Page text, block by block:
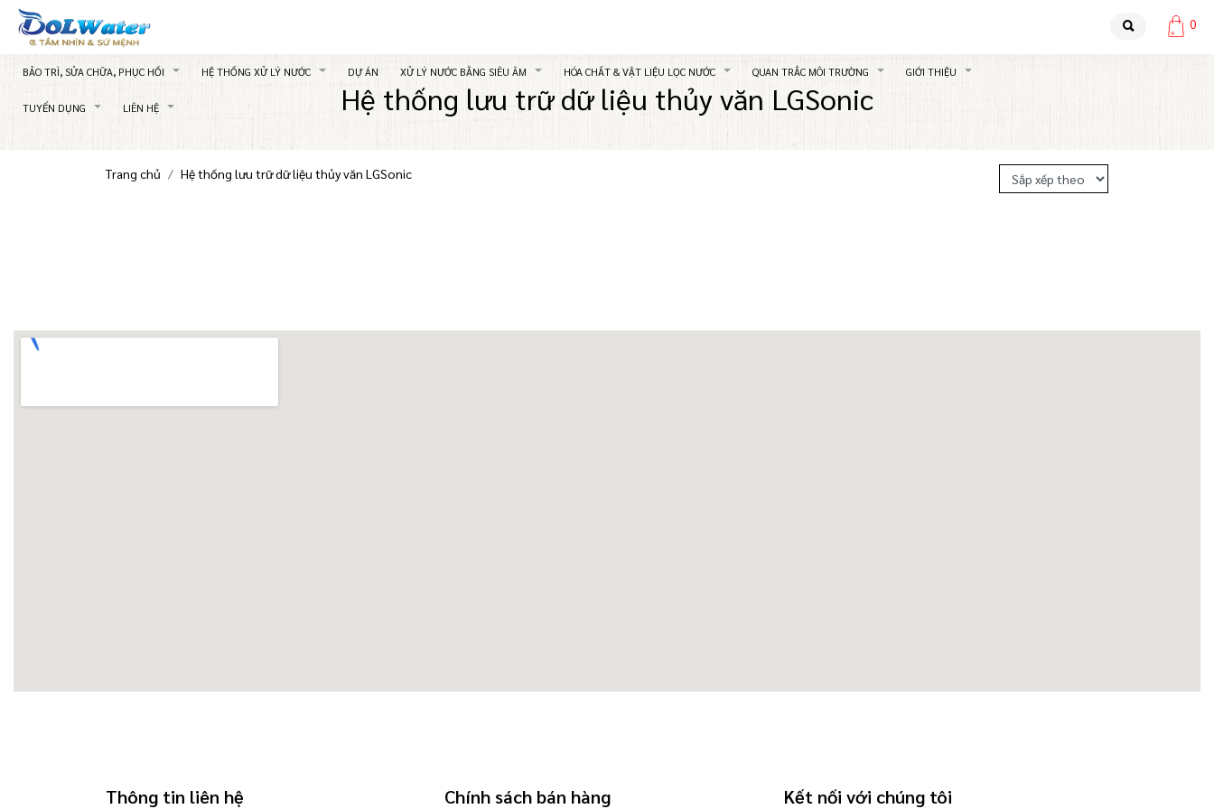
BẢO TRÌ, SỬA CHỮA, PHỤC HỒI HỆ THỐNG XỬ LÝ NƯỚC DỰ ÁN XỬ LÝ NƯỚC BẰNG SIÊU ÂM HÓA CHẤT & VẬT LIỆU LỌC NƯỚC QUAN TRẮC MÔI TRƯỜNG GIỚI THIỆU
TUYỂN DỤNG LIÊN HỆ
0
Hệ thống lưu trữ dữ liệu thủy văn LGSonic
Trang chủ Hệ thống lưu trữ dữ liệu thủy văn LGSonic
Thông tin liên hệ Chính sách bán hàng Kết nối với chúng tôi